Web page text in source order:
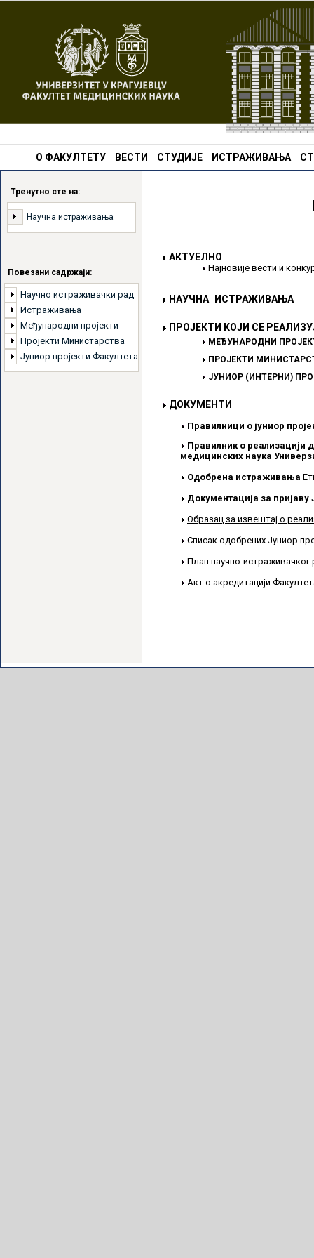
О ФАКУЛТЕТУ ВЕСТИ СТУДИЈЕ ИСТРАЖИВАЊА
Тренутно сте на:
Научна истраживања
Повезани садржаји:
Научно истраживачки рад
Истраживања
Међународни пројекти
Пројекти Министарства
Јуниор пројекти Факултета
АКТУЕЛНО
Најновије вести и
НАУЧНА ИСТРАЖИВАЊА
ПРОЈЕКТИ КОЈИ СЕ
МЕЂУНАРОДНИ
ПРОЈЕКТИ
ЈУНИОР (ИНТЕРНИ)
ДОКУМЕНТИ
Правилници о јуниор
Правилник о реализацији
медицинских наука
Одобрена истраживања
Документација за
Образац за извештај о
Списак одобрених Јуниор
План научно-истраживачког
Акт о акредитацији